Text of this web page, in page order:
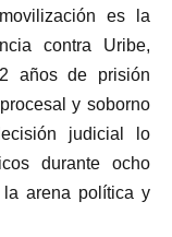
es la
contra Uribe,
años de prisión
y soborno
judicial lo
durante ocho
arena política y